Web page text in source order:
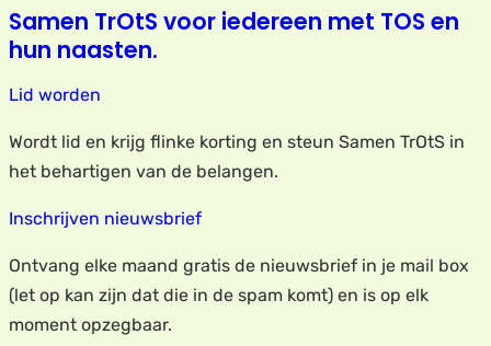
Samen TrOtS voor iedereen met TOS en
hun naasten.
Lid worden
Wordt lid en krijg flinke korting en steun Samen TrOtS in
het behartigen van de belangen.
Inschrijven nieuwsbrief
Ontvang elke maand gratis de nieuwsbrief in je mail box
(let op kan zijn dat die in de spam komt) en is op elk
moment opzegbaar.